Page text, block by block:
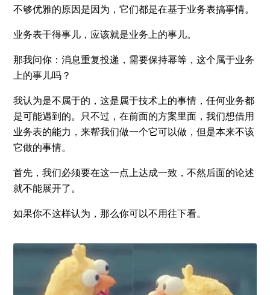
不够优雅的原因是因为，它们都是在基于业务表搞事情。
业务表干得事儿，应该就是业务上的事儿。
那我问你：消息重复投递，需要保持幂等，这个属于业务
上的事儿吗？
我认为是不属于的，这是属于技术上的事情，任何业务都
是可能遇到的。只不过，在前面的方案里面，我们想借用
业务表的能力，来帮我们做一个它可以做，但是本来不该
它做的事情。
首先，我们必须要在这一点上达成一致，不然后面的论述
就不能展开了。
如果你不这样认为，那么你可以不用往下看。